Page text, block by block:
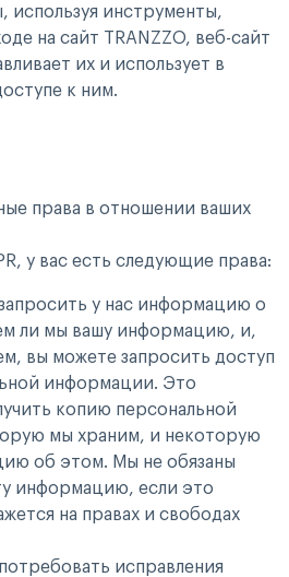
используя инструменты,
на сайт TRANZZO, веб-сайт
их и использует в
к ним.
права в отношении ваших
у вас есть следующие права:
у нас информацию о
ли мы вашу информацию, и,
вы можете запросить доступ
информации. Это
копию персональной
мы храним, и некоторую
об этом. Мы не обязаны
информацию, если это
на правах и свободах
исправления